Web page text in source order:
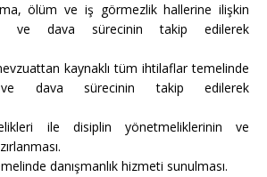
ölüm ve iş görmezlik hallerine ilişkin
ve dava sürecinin takip edilerek
kaynaklı tüm ihtilaflar temelinde
ve dava sürecinin takip edilerek
ile disiplin yönetmeliklerinin ve
danışmanlık hizmeti sunulması.